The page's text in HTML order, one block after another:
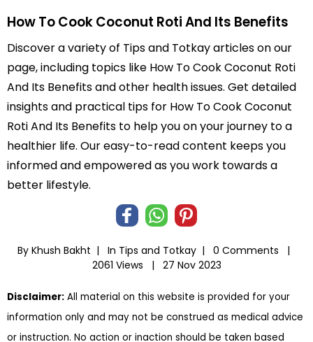
How To Cook Coconut Roti And Its Benefits
Discover a variety of Tips and Totkay articles on our
page, including topics like How To Cook Coconut Roti
And Its Benefits and other health issues. Get detailed
insights and practical tips for How To Cook Coconut
Roti And Its Benefits to help you on your journey to a
healthier life. Our easy-to-read content keeps you
informed and empowered as you work towards a
better lifestyle.
By Khush Bakht | In Tips and Totkay |
0 Comments |
2061 Views |
27 Nov 2023
Disclaimer: All material on this website is provided for your
information only and may not be construed as medical advice
or instruction. No action or inaction should be taken based